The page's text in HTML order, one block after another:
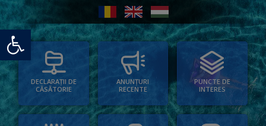
Deschide bara de unelte
DECLARAȚII DE
CĂSĂTORIE
ANUNȚURI
RECENTE
PUNCTE DE
INTERES